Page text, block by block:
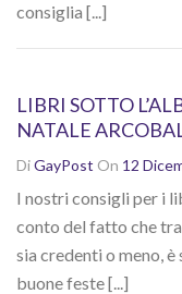
consiglia [...]
LIBRI SOTTO
NATALE
DiGayPost On 12
I nostri consigli per i
conto del fatto che
sia credenti o meno,
buone feste [...]